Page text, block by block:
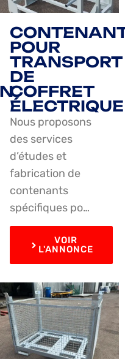
POUR
TRANSPORT
DE
COFFRET
ÉLECTRIQUE
Nous proposons
des services
d’études et
fabrication de
contenants
spécifiques po…
VOIR
L'ANNONCE